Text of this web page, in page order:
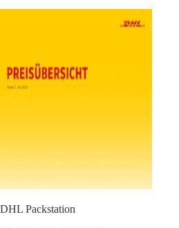
DHL Packstation